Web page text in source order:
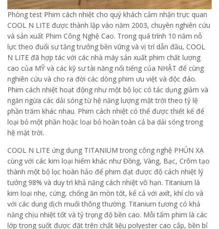
Phòng test Phim cách nhiệt cho quý khách cảm nhận trực quan
COOL N LITE được thành lập vào năm 2003, chuyên nghiên cứu
và sản xuất Phim Công Nghệ Cao. Trong quá trình 10 năm nỗ
lực theo đuổi sự tăng trưởng bền vững và vị trí dẫn đầu, COOL
N LITE đã hợp tác với các nhà máy sản xuất phim chất lượng
cao của MỸ và các kỹ sư tài năng nổi tiếng của NHẬT để cùng
nghiên cứu và cho ra đời các dòng phim ưu việt và độc đáo.
Phim cách nhiệt hoạt động như một bộ lọc có tác dụng giảm và
ngăn ngừa các dải sóng từ hệ năng lượng mặt trời theo tỷ lệ
phần trăm khác nhau. Phim cách nhiệt có thể được thiết kế để
loại bỏ một phần hoặc loại bỏ hoàn toàn cả ba dải sóng trong
hệ mặt trời.
COOL N LITE ứng dụng TITANIUM trong công nghệ PHÚN XẠ
cùng với các kim loại hiếm khác như Đồng, Vàng, Bạc, Crôm tạo
thành một bộ lọc hoàn hảo để phim đạt được độ cách nhiệt lý
tưởng 98% và duy trì khả năng cách nhiệt vô hạn. Titanium là
kim loại nhẹ, cứng, chống ăn mòn tốt, kể cả với axít, khí clo và
với các dung dịch muối thông thường. Titanium tương có khả
năng chịu nhiệt tốt và tỷ trọng độ bền cao. Mỗi tấm phim là các
lớp trong suốt được đặt trên chất liệu polyester cao cấp, bền bỉ